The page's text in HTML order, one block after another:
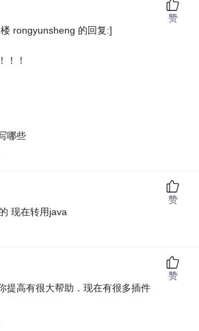
rongyunsheng 的回复:]
！！
哪些
赞
现在转用java
赞
提高有很大帮助．现在有很多插件
赞